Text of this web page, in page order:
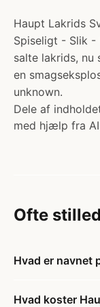
Haupt Lakrids
Spiseligt - Slik -
salte lakrids,
en
unknown.
Dele af
med hjælp fra
Ofte
Hvad er navnet
Hvad koster